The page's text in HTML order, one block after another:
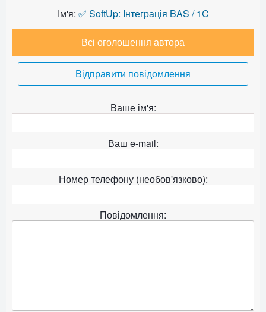
Ім'я: ✅ SoftUp: Інтеграція BAS / 1C
Всі оголошення автора
Відправити повідомлення
Ваше ім'я:
Ваш e-mail:
Номер телефону (необов'язково):
Повідомлення: